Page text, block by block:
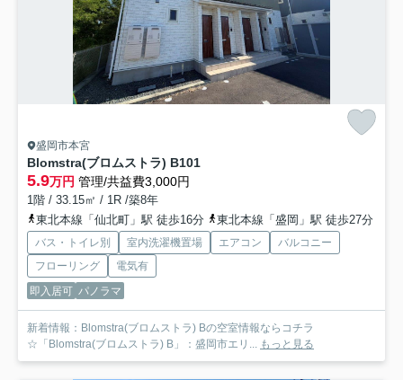
盛岡市本宮
Blomstra(ブロムストラ) B101
5.9万円 管理/共益費3,000円
1階 / 33.15㎡ / 1R /築8年
東北本線「仙北町」駅 徒歩16分
東北本線「盛岡」駅 徒歩27分
バス・トイレ別 室内洗濯機置場 エアコン
バルコニー
フローリング
電気有
即入居可 パノラマ
新着情報：Blomstra(ブロムストラ) Bの空室情報ならコチラ
☆「Blomstra(ブロムストラ) B」：盛岡市エリ...
もっと見る